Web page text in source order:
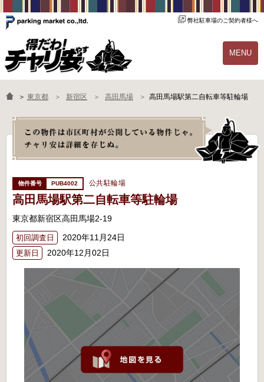
弊社駐車場のご契約者様へ
MENU
物件一覧 ご契約の流れ
よくあるご質問 駐輪場オーナー様へ
＞ 東京都 新宿区 高田馬場 高田馬場駅第二自転車等駐輪場
PUB4002 公共駐輪場
高田馬場駅第二自転車等駐輪場
東京都新宿区高田馬場2-19
初回調査日 2020年11月24日
更新日 2020年12月02日